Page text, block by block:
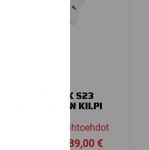
BAUER GSX S23
MAALIVAHDIN KILPI
Katso kaikki vaihtoehdot
189,00€Price